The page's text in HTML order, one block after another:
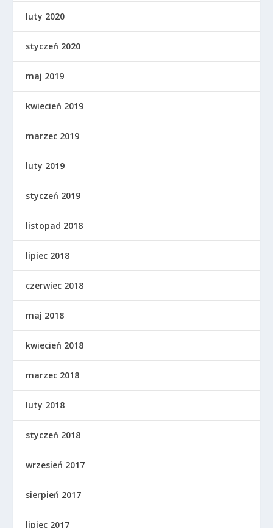
luty 2020
styczeń 2020
maj 2019
kwiecień 2019
marzec 2019
luty 2019
styczeń 2019
listopad 2018
lipiec 2018
czerwiec 2018
maj 2018
kwiecień 2018
marzec 2018
luty 2018
styczeń 2018
wrzesień 2017
sierpień 2017
lipiec 2017